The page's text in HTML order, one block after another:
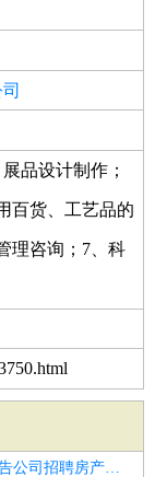
品设计制作；
百货、工艺品的
理咨询；7、科
厦门鹭江广告公司招聘房产销售